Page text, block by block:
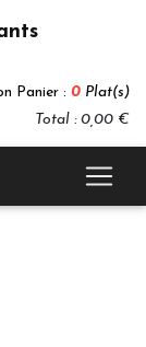
Panier : 0 Plat(s)
Total : 0,00 €